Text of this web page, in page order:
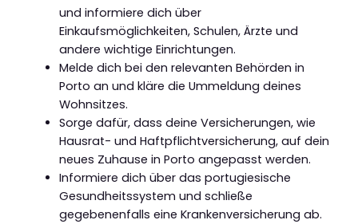
und informiere dich über
Einkaufsmöglichkeiten, Schulen, Ärzte und
andere wichtige Einrichtungen.
Melde dich bei den relevanten Behörden in
Porto an und kläre die Ummeldung deines
Wohnsitzes.
Sorge dafür, dass deine Versicherungen, wie
Hausrat- und Haftpflichtversicherung, auf dein
neues Zuhause in Porto angepasst werden.
Informiere dich über das portugiesische
Gesundheitssystem und schließe
gegebenenfalls eine Krankenversicherung ab.